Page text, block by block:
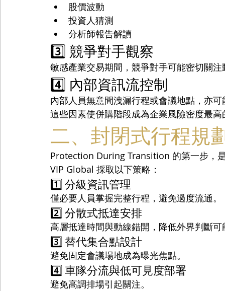
股價波動
投資人猜測
分析師報告解讀
3️⃣ 競爭對手觀察
敏感產業交易期間，競爭對手可能密切關注
4️⃣ 內部資訊流控制
內部人員無意間洩漏行程或會議地點，亦
這些因素使併購階段成為企業風險密度最
二、封閉式行程規
Protection During Transition 的第一步，
VIP Global 採取以下策略：
1️⃣ 分級資訊管理
僅必要人員掌握完整行程，避免過度流通。
2️⃣ 分散式抵達安排
高層抵達時間與動線錯開，降低外界判斷可
3️⃣ 替代集合點設計
避免固定會議場地成為曝光焦點。
4️⃣ 車隊分流與低可見度部署
避免高調排場引起關注。